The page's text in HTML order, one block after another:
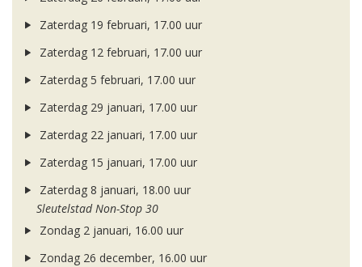
Zaterdag 19 februari, 17.00 uur
Zaterdag 12 februari, 17.00 uur
Zaterdag 5 februari, 17.00 uur
Zaterdag 29 januari, 17.00 uur
Zaterdag 22 januari, 17.00 uur
Zaterdag 15 januari, 17.00 uur
Zaterdag 8 januari, 18.00 uur
Sleutelstad Non-Stop 30
Zondag 2 januari, 16.00 uur
Zondag 26 december, 16.00 uur